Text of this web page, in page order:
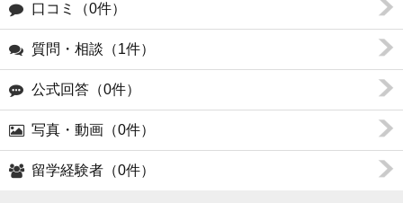
口コミ（0件）
質問・相談（1件）
公式回答（0件）
写真・動画（0件）
留学経験者（0件）